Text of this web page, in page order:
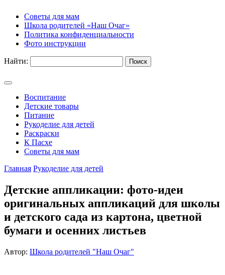
Советы для мам
Школа родителей «Наш Очаг»
Политика конфиденциальности
Фото инструкции
Найти:
Воспитание
Детские товары
Питание
Рукоделие для детей
Раскраски
К Пасхе
Советы для мам
Главная Рукоделие для детей
Детские аппликации: фото-идеи
оригинальных аппликаций для школы
и детского сада из картона, цветной
бумаги и осенних листьев
Автор: Школа родителей "Наш Очаг"